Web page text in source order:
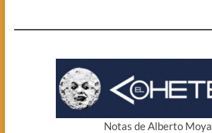
Notas de Alberto Moya